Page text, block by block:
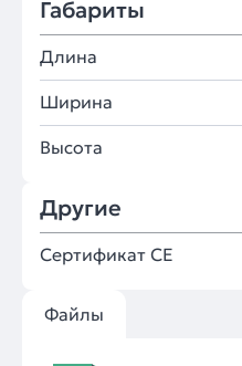
Габариты
Длина
Ширина
Высота
Другие
Сертификат CE
Файлы